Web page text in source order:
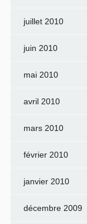
juillet 2010
juin 2010
mai 2010
avril 2010
mars 2010
février 2010
janvier 2010
décembre 2009